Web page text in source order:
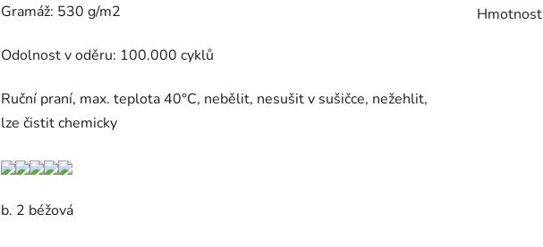
Gramáž: 530 g/m2
Odolnost v oděru: 100.000 cyklů
Ruční praní, max. teplota 40°C, nebělit, nesušit v sušičce, nežehlit,
lze čistit chemicky
b. 2 béžová
Hmotnost